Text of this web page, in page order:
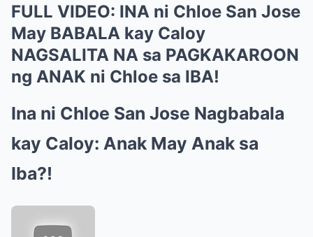
FULL VIDEO: INA ni Chloe San Jose
May BABALA kay Caloy
NAGSALITA NA sa PAGKAKAROON
ng ANAK ni Chloe sa IBA!
Ina ni Chloe San Jose Nagbabala
kay Caloy: Anak May Anak sa
Iba?!